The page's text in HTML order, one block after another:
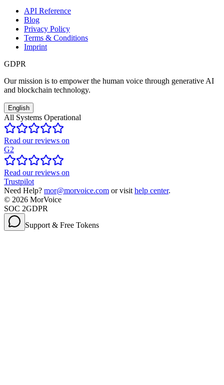
API Reference
Blog
Privacy Policy
Terms & Conditions
Imprint
GDPR
Our mission is to empower the human voice through generative AI
and blockchain technology.
English
All Systems Operational
Read our reviews on
G2
Read our reviews on
Trustpilot
Need Help? mor@morvoice.com or visit help center.
© 2026 MorVoice
SOC 2GDPR
Support & Free Tokens